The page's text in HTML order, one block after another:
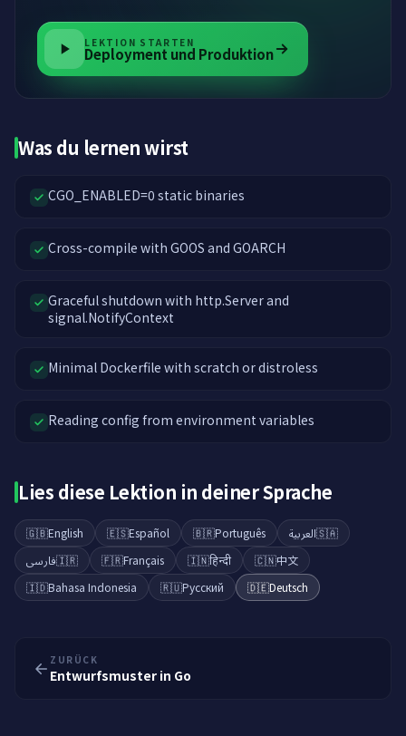
LEKTION STARTEN
Deployment und Produktion
Was du lernen wirst
CGO_ENABLED=0 static binaries
Cross-compile with GOOS and GOARCH
Graceful shutdown with http.Server and
signal.NotifyContext
Minimal Dockerfile with scratch or distroless
Reading config from environment variables
Lies diese Lektion in deiner Sprache
🇬🇧English 🇪🇸Español 🇧🇷Português 🇸🇦العربية
🇮🇷فارسی 🇫🇷Français 🇮🇳हिन्दी 🇨🇳中文
🇮🇩Bahasa Indonesia 🇷🇺Русский 🇩🇪Deutsch
ZURÜCK
Entwurfsmuster in Go